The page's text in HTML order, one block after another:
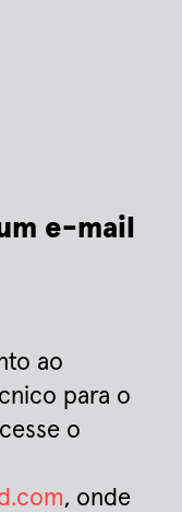
e-mail
ao
para o
o
, onde